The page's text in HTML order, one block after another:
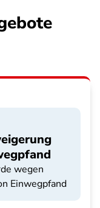
wegen
Einwegpfand